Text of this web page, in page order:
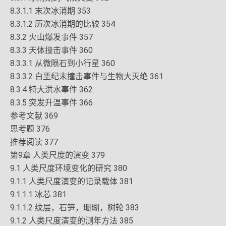
8.3.1.1 末次冰消期 353
8.3.1.2 历次冰消期的比较 354
8.3.2 火山爆发事件 357
8.3.3 天体撞击事件 360
8.3.3.1 从微陨石到小行星 360
8.3.3.2 白垩纪末撞击事件与生物大灭绝 361
8.3.4 特大洪水事件 362
8.3.5 突发升温事件 366
参考文献 369
思考题 376
推荐阅读 377
第9章 人类尺度的演变 379
9.1 人类尺度环境变化的研究 380
9.1.1 人类尺度演变的记录载体 381
9.1.1.1 冰芯 381
9.1.1.2 纹层，石笋，珊瑚，树轮 383
9.1.2 人类尺度演变的测年方法 385